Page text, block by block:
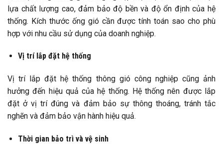
lựa chất lượng cao, đảm bảo độ bền và độ ổn định của hệ
thống. Kích thước ống gió cần được tính toán sao cho phù
hợp với nhu cầu sử dụng của doanh nghiệp.
Vị trí lắp đặt hệ thống
Vị trí lắp đặt hệ thống thông gió công nghiệp cũng ảnh
hưởng đến hiệu quả của hệ thống. Hệ thống nên được lắp
đặt ở vị trí đúng và đảm bảo sự thông thoáng, tránh tắc
nghẽn và đảm bảo vận hành hiệu quả.
Thời gian bảo trì và vệ sinh